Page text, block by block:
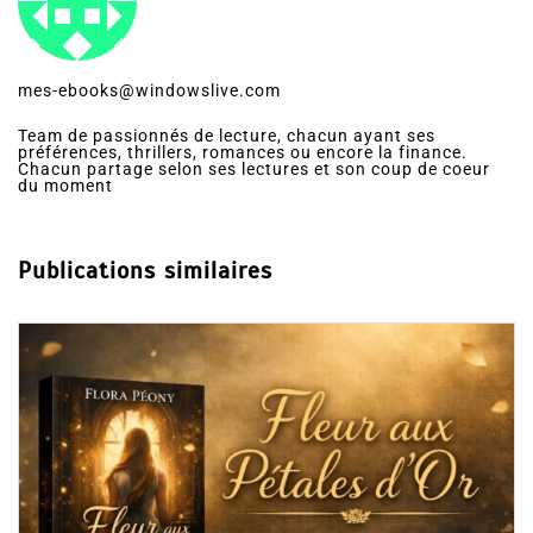
mes-ebooks@windowslive.com
Team de passionnés de lecture, chacun ayant ses
préférences, thrillers, romances ou encore la finance.
Chacun partage selon ses lectures et son coup de coeur
du moment
Publications similaires